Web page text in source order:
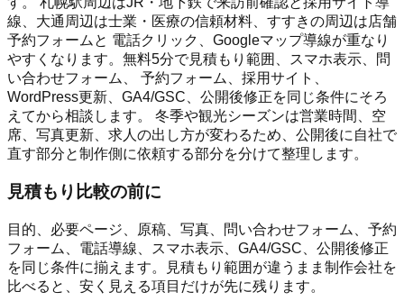
線、大通周辺は士業・医療の信頼材料、すすきの周辺は店舗
予約フォームと 電話クリック、Googleマップ導線が重なり
やすくなります。無料5分で見積もり範囲、スマホ表示、問
い合わせフォーム、 予約フォーム、採用サイト、
WordPress更新、GA4/GSC、公開後修正を同じ条件にそろ
えてから相談します。 冬季や観光シーズンは営業時間、空
席、写真更新、求人の出し方が変わるため、公開後に自社で
直す部分と制作側に依頼する部分を分けて整理します。
見積もり比較の前に
目的、必要ページ、原稿、写真、問い合わせフォーム、予約
フォーム、電話導線、スマホ表示、GA4/GSC、公開後修正
を同じ条件に揃えます。見積もり範囲が違うまま制作会社を
比べると、安く見える項目だけが先に残ります。